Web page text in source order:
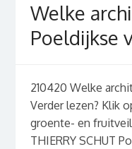
Welke
Poeldijkse
210420 Welke
Verder lezen? Klik
groente- en
THIERRY SCHUT